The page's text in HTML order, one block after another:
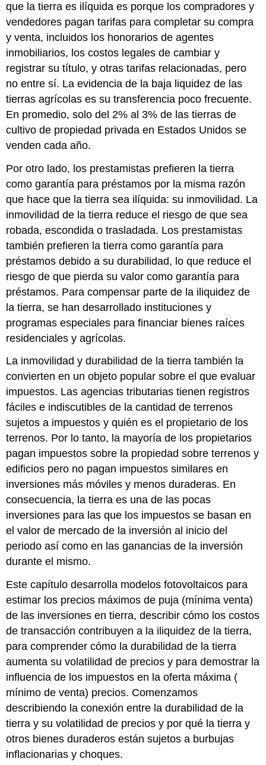
que la tierra es ilíquida es porque los compradores y
vendedores pagan tarifas para completar su compra
y venta, incluidos los honorarios de agentes
inmobiliarios, los costos legales de cambiar y
registrar su título, y otras tarifas relacionadas, pero
no entre sí. La evidencia de la baja liquidez de las
tierras agrícolas es su transferencia poco frecuente.
En promedio, solo del 2% al 3% de las tierras de
cultivo de propiedad privada en Estados Unidos se
venden cada año.
Por otro lado, los prestamistas prefieren la tierra
como garantía para préstamos por la misma razón
que hace que la tierra sea ilíquida: su inmovilidad. La
inmovilidad de la tierra reduce el riesgo de que sea
robada, escondida o trasladada. Los prestamistas
también prefieren la tierra como garantía para
préstamos debido a su durabilidad, lo que reduce el
riesgo de que pierda su valor como garantía para
préstamos. Para compensar parte de la iliquidez de
la tierra, se han desarrollado instituciones y
programas especiales para financiar bienes raíces
residenciales y agrícolas.
La inmovilidad y durabilidad de la tierra también la
convierten en un objeto popular sobre el que evaluar
impuestos. Las agencias tributarias tienen registros
fáciles e indiscutibles de la cantidad de terrenos
sujetos a impuestos y quién es el propietario de los
terrenos. Por lo tanto, la mayoría de los propietarios
pagan impuestos sobre la propiedad sobre terrenos y
edificios pero no pagan impuestos similares en
inversiones más móviles y menos duraderas. En
consecuencia, la tierra es una de las pocas
inversiones para las que los impuestos se basan en
el valor de mercado de la inversión al inicio del
periodo así como en las ganancias de la inversión
durante el mismo.
Este capítulo desarrolla modelos fotovoltaicos para
estimar los precios máximos de puja (mínima venta)
de las inversiones en tierra, describir cómo los costos
de transacción contribuyen a la iliquidez de la tierra,
para comprender cómo la durabilidad de la tierra
aumenta su volatilidad de precios y para demostrar la
influencia de los impuestos en la oferta máxima (
mínimo de venta) precios. Comenzamos
describiendo la conexión entre la durabilidad de la
tierra y su volatilidad de precios y por qué la tierra y
otros bienes duraderos están sujetos a burbujas
inflacionarias y choques.